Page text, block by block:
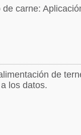
carne:
de
los datos.